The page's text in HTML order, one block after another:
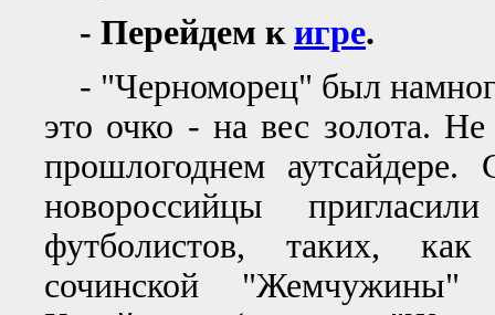
- Перейдем к игре.
- "Черноморец" был
это очко - на вес золота.
прошлогоднем
новороссийцы
футболистов, таких,
сочинской